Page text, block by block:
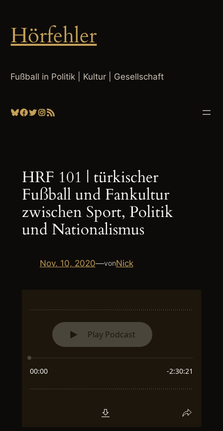
springen
Hörfehler
Fußball in Politik | Kultur | Gesellschaft
Bluesky
Facebook
Twitter
Instagram
RSS-Feed
HRF 101 | türkischer
Fußball und Fankultur
zwischen Sport, Politik
und Nationalismus
Nov. 10, 2020—vonNick